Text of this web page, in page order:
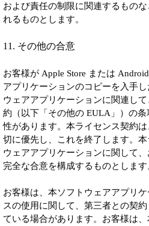
および責任の制限に関連するもの
れるものとします。
11. その他の合意
お客様が Apple Store または
アプリケーションのコピーを入手
ウェアアプリケーションに関連し
約（以下「その他の EULA」）の
性があります。本ライセンス契約
切に優先し、これを終了します。
ウェアアプリケーションに関して
完全な合意を構成するものとします
お客様は、本ソフトウェアアプリ
スの使用に関して、第三者との契
ている場合があります。お客様は